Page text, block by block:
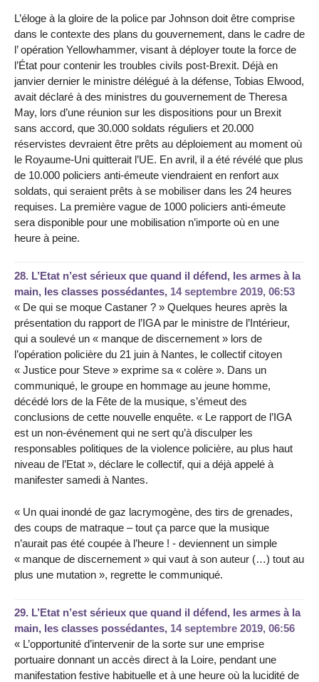
L’éloge à la gloire de la police par Johnson doit être comprise
dans le contexte des plans du gouvernement, dans le cadre de
l’ opération Yellowhammer, visant à déployer toute la force de
l’État pour contenir les troubles civils post-Brexit. Déjà en
janvier dernier le ministre délégué à la défense, Tobias Elwood,
avait déclaré à des ministres du gouvernement de Theresa
May, lors d’une réunion sur les dispositions pour un Brexit
sans accord, que 30.000 soldats réguliers et 20.000
réservistes devraient être prêts au déploiement au moment où
le Royaume-Uni quitterait l’UE. En avril, il a été révélé que plus
de 10.000 policiers anti-émeute viendraient en renfort aux
soldats, qui seraient prêts à se mobiliser dans les 24 heures
requises. La première vague de 1000 policiers anti-émeute
sera disponible pour une mobilisation n’importe où en une
heure à peine.
28. L’Etat n’est sérieux que quand il défend, les armes à la
main, les classes possédantes, 14 septembre 2019, 06:53
« De qui se moque Castaner ? » Quelques heures après la
présentation du rapport de l’IGA par le ministre de l’Intérieur,
qui a soulevé un « manque de discernement » lors de
l’opération policière du 21 juin à Nantes, le collectif citoyen
« Justice pour Steve » exprime sa « colère ». Dans un
communiqué, le groupe en hommage au jeune homme,
décédé lors de la Fête de la musique, s’émeut des
conclusions de cette nouvelle enquête. « Le rapport de l’IGA
est un non-événement qui ne sert qu’à disculper les
responsables politiques de la violence policière, au plus haut
niveau de l’Etat », déclare le collectif, qui a déjà appelé à
manifester samedi à Nantes.
« Un quai inondé de gaz lacrymogène, des tirs de grenades,
des coups de matraque – tout ça parce que la musique
n’aurait pas été coupée à l’heure ! - deviennent un simple
« manque de discernement » qui vaut à son auteur (…) tout au
plus une mutation », regrette le communiqué.
29. L’Etat n’est sérieux que quand il défend, les armes à la
main, les classes possédantes, 14 septembre 2019, 06:56
« L’opportunité d’intervenir de la sorte sur une emprise
portuaire donnant un accès direct à la Loire, pendant une
manifestation festive habituelle et à une heure où la lucidité de